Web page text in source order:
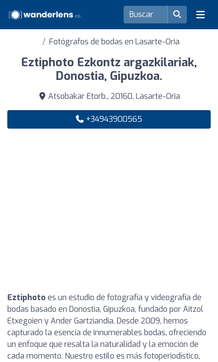
Fotógrafos de bodas en Lasarte-Oria
Eztiphoto Ezkontz argazkilariak,
Donostia, Gipuzkoa.
Atsobakar Etorb., 20160, Lasarte-Oria
+34943900565
Eztiphoto es un estudio de fotografía y videografía de
bodas basado en Donostia, Gipuzkoa, fundado por Aitzol
Etxegoien y Ander Gartziandia. Desde 2009, hemos
capturado la esencia de innumerables bodas, ofreciendo
un enfoque que resalta la naturalidad y la emoción de
cada momento. Nuestro estilo es más fotoperiodístico,